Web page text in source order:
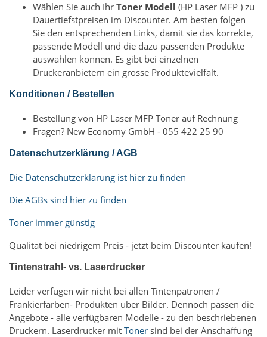
Wählen Sie auch Ihr Toner Modell (HP Laser MFP ) zu
Dauertiefstpreisen im Discounter. Am besten folgen
Sie den entsprechenden Links, damit sie das korrekte,
passende Modell und die dazu passenden Produkte
auswählen können. Es gibt bei einzelnen
Druckeranbietern ein grosse Produktevielfalt.
Konditionen / Bestellen
Bestellung von HP Laser MFP Toner auf Rechnung
Fragen? New Economy GmbH - 055 422 25 90
Datenschutzerklärung / AGB
Die Datenschutzerklärung ist hier zu finden
Die AGBs sind hier zu finden
Toner immer günstig
Qualität bei niedrigem Preis - jetzt beim Discounter kaufen!
Tintenstrahl- vs. Laserdrucker
Leider verfügen wir nicht bei allen Tintenpatronen /
Frankierfarben- Produkten über Bilder. Dennoch passen die
Angebote - alle verfügbaren Modelle - zu den beschriebenen
Druckern. Laserdrucker mit Toner sind bei der Anschaffung